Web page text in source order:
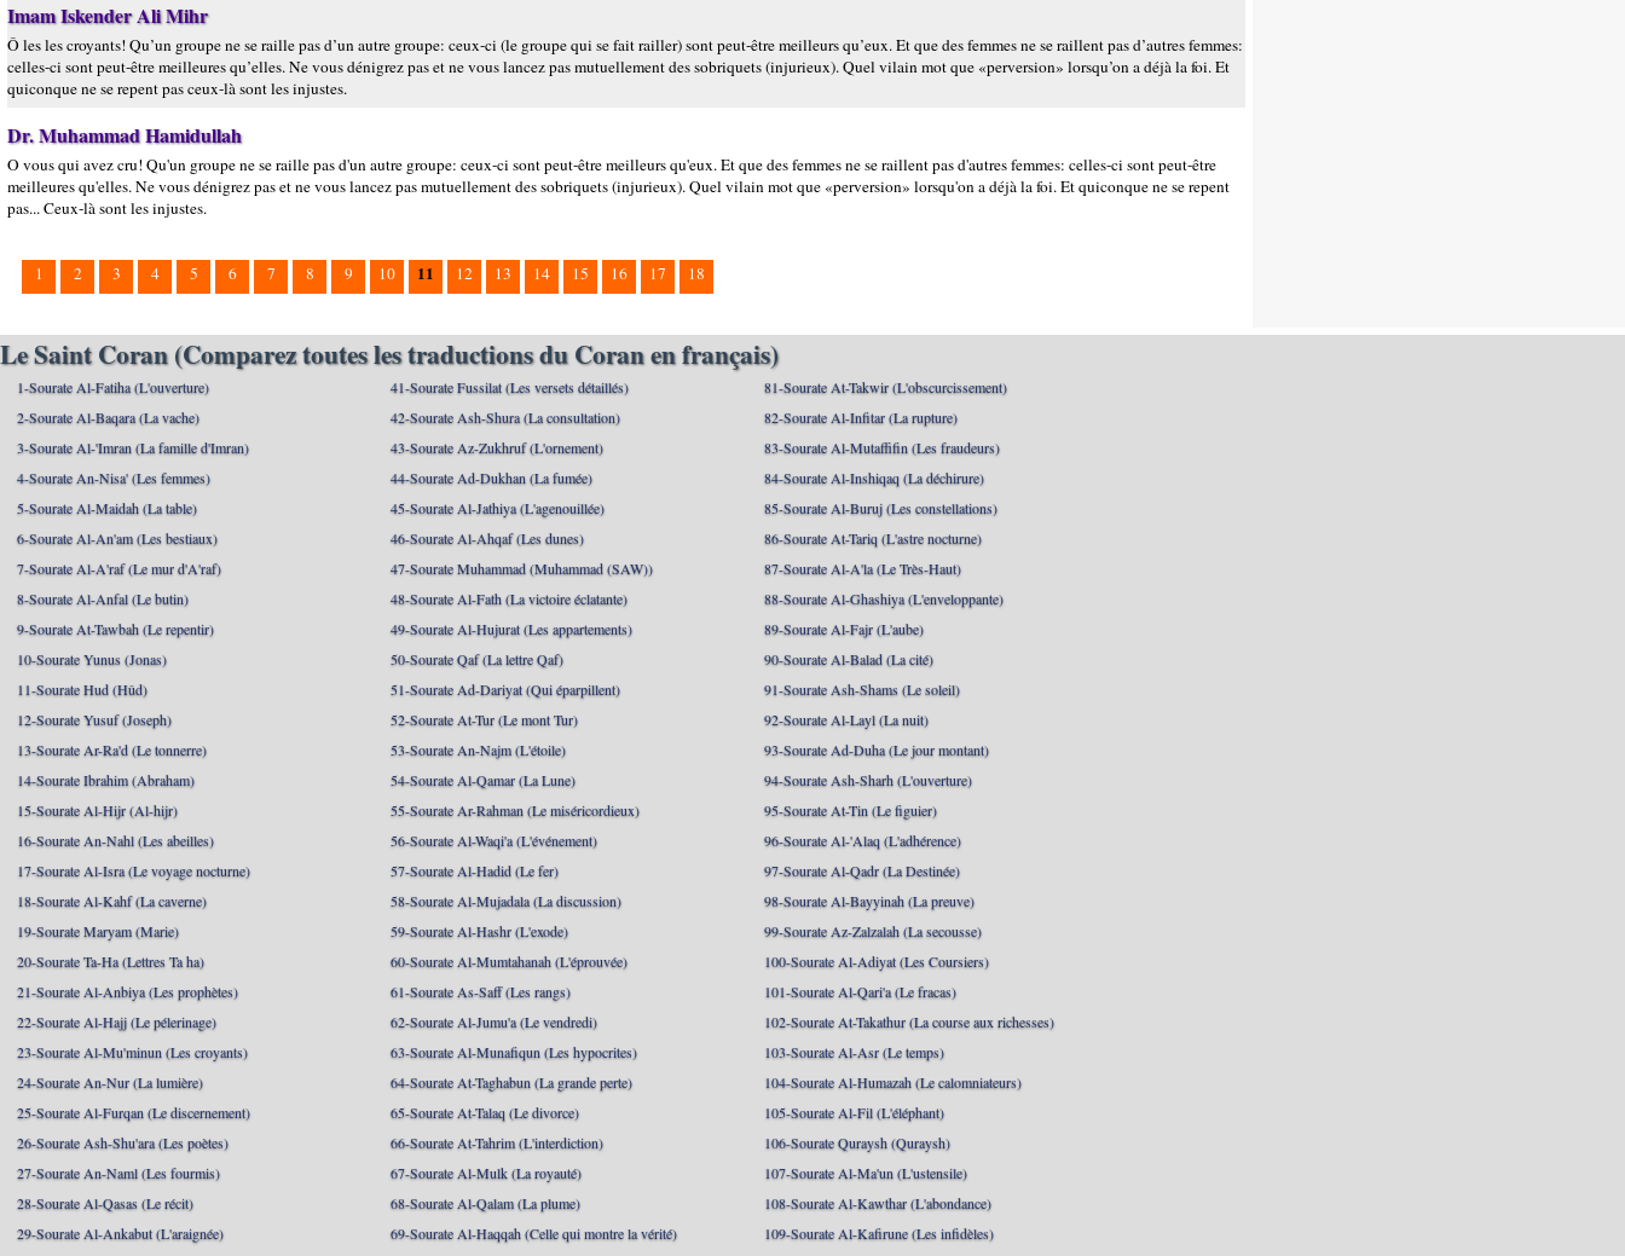
Imam Iskender Ali Mihr
Ô les les croyants! Qu’un groupe ne se raille pas d’un autre groupe: ceux-ci (le groupe qui se fait railler) sont peut-être meilleurs qu’eux. Et que des femmes ne se raillent pas d’autres femmes:
celles-ci sont peut-être meilleures qu’elles. Ne vous dénigrez pas et ne vous lancez pas mutuellement des sobriquets (injurieux). Quel vilain mot que «perversion» lorsqu’on a déjà la foi. Et
quiconque ne se repent pas ceux-là sont les injustes.
Dr. Muhammad Hamidullah
O vous qui avez cru! Qu'un groupe ne se raille pas d'un autre groupe: ceux-ci sont peut-être meilleurs qu'eux. Et que des femmes ne se raillent pas d'autres femmes: celles-ci sont peut-être
meilleures qu'elles. Ne vous dénigrez pas et ne vous lancez pas mutuellement des sobriquets (injurieux). Quel vilain mot que «perversion» lorsqu'on a déjà la foi. Et quiconque ne se repent
pas... Ceux-là sont les injustes.
1 2 3 4 5 6 7 8 9 10 11 12 13 14 15 16 17 18
Le Saint Coran (Comparez toutes les traductions du Coran en français)
1-Sourate Al-Fatiha (L'ouverture)
2-Sourate Al-Baqara (La vache)
3-Sourate Al-'Imran (La famille d'Imran)
4-Sourate An-Nisa' (Les femmes)
5-Sourate Al-Maidah (La table)
6-Sourate Al-An'am (Les bestiaux)
7-Sourate Al-A'raf (Le mur d'A'raf)
8-Sourate Al-Anfal (Le butin)
9-Sourate At-Tawbah (Le repentir)
10-Sourate Yunus (Jonas)
11-Sourate Hud (Hûd)
12-Sourate Yusuf (Joseph)
13-Sourate Ar-Ra'd (Le tonnerre)
14-Sourate Ibrahim (Abraham)
15-Sourate Al-Hijr (Al-hijr)
16-Sourate An-Nahl (Les abeilles)
17-Sourate Al-Isra (Le voyage nocturne)
18-Sourate Al-Kahf (La caverne)
19-Sourate Maryam (Marie)
20-Sourate Ta-Ha (Lettres Ta ha)
21-Sourate Al-Anbiya (Les prophètes)
22-Sourate Al-Hajj (Le pélerinage)
23-Sourate Al-Mu'minun (Les croyants)
24-Sourate An-Nur (La lumière)
25-Sourate Al-Furqan (Le discernement)
26-Sourate Ash-Shu'ara (Les poètes)
27-Sourate An-Naml (Les fourmis)
28-Sourate Al-Qasas (Le récit)
29-Sourate Al-Ankabut (L'araignée)
41-Sourate Fussilat (Les versets détaillés)
42-Sourate Ash-Shura (La consultation)
43-Sourate Az-Zukhruf (L'ornement)
44-Sourate Ad-Dukhan (La fumée)
45-Sourate Al-Jathiya (L'agenouillée)
46-Sourate Al-Ahqaf (Les dunes)
47-Sourate Muhammad (Muhammad (SAW))
48-Sourate Al-Fath (La victoire éclatante)
49-Sourate Al-Hujurat (Les appartements)
50-Sourate Qaf (La lettre Qaf)
51-Sourate Ad-Dariyat (Qui éparpillent)
52-Sourate At-Tur (Le mont Tur)
53-Sourate An-Najm (L'étoile)
54-Sourate Al-Qamar (La Lune)
55-Sourate Ar-Rahman (Le miséricordieux)
56-Sourate Al-Waqi'a (L'événement)
57-Sourate Al-Hadid (Le fer)
58-Sourate Al-Mujadala (La discussion)
59-Sourate Al-Hashr (L'exode)
60-Sourate Al-Mumtahanah (L'éprouvée)
61-Sourate As-Saff (Les rangs)
62-Sourate Al-Jumu'a (Le vendredi)
63-Sourate Al-Munafiqun (Les hypocrites)
64-Sourate At-Taghabun (La grande perte)
65-Sourate At-Talaq (Le divorce)
66-Sourate At-Tahrim (L'interdiction)
67-Sourate Al-Mulk (La royauté)
68-Sourate Al-Qalam (La plume)
69-Sourate Al-Haqqah (Celle qui montre la vérité)
81-Sourate At-Takwir (L'obscurcissement)
82-Sourate Al-Infitar (La rupture)
83-Sourate Al-Mutaffifin (Les fraudeurs)
84-Sourate Al-Inshiqaq (La déchirure)
85-Sourate Al-Buruj (Les constellations)
86-Sourate At-Tariq (L'astre nocturne)
87-Sourate Al-A'la (Le Très-Haut)
88-Sourate Al-Ghashiya (L'enveloppante)
89-Sourate Al-Fajr (L'aube)
90-Sourate Al-Balad (La cité)
91-Sourate Ash-Shams (Le soleil)
92-Sourate Al-Layl (La nuit)
93-Sourate Ad-Duha (Le jour montant)
94-Sourate Ash-Sharh (L'ouverture)
95-Sourate At-Tin (Le figuier)
96-Sourate Al-'Alaq (L'adhérence)
97-Sourate Al-Qadr (La Destinée)
98-Sourate Al-Bayyinah (La preuve)
99-Sourate Az-Zalzalah (La secousse)
100-Sourate Al-Adiyat (Les Coursiers)
101-Sourate Al-Qari'a (Le fracas)
102-Sourate At-Takathur (La course aux richesses)
103-Sourate Al-Asr (Le temps)
104-Sourate Al-Humazah (Le calomniateurs)
105-Sourate Al-Fil (L'éléphant)
106-Sourate Quraysh (Quraysh)
107-Sourate Al-Ma'un (L'ustensile)
108-Sourate Al-Kawthar (L'abondance)
109-Sourate Al-Kafirune (Les infidèles)